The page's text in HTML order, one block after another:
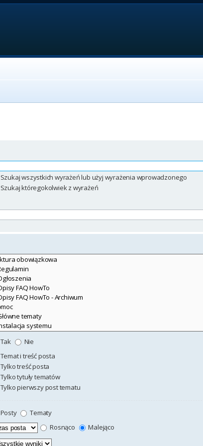
Szukaj wszystkich wyrażeń lub użyj wyrażenia wprowadzonego
Szukaj któregokolwiek z wyrażeń
Tak
Nie
Temat i treść posta
Tylko treść posta
Tylko tytuły tematów
Tylko pierwszy post tematu
Posty
Tematy
Rosnąco
Malejąco